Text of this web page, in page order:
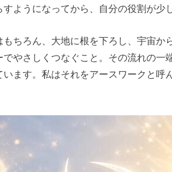
ようになってから、自分の役割が少
もちろん、大地に根を下ろし、宇宙か
やさしくつなぐこと。その流れの一
ます。私はそれをアースワークと呼